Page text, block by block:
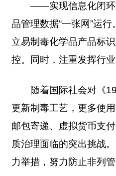
——实现信息化闭环
品管理数据“一张网”运
立易制毒化学品产品标
控。同时，注重发挥行
随着国际社会对《
更新制毒工艺，更多使
邮包寄递、虚拟货币支
质治理面临的突出挑战
力举措，努力防止非列